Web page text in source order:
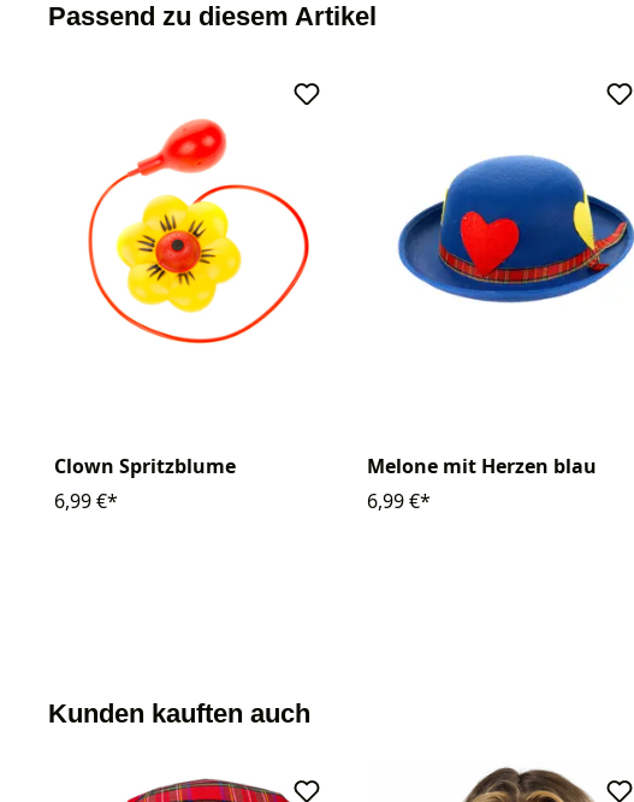
Passend zu diesem Artikel
Clown Spritzblume
6,99 €*
Melone mit Herzen blau
6,99 €*
Kunden kauften auch